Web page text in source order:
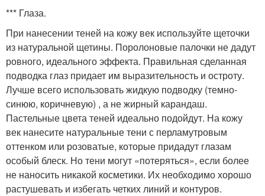
*** Глаза.
При нанесении теней на кожу век используйте щеточки
из натуральной щетины. Поролоновые палочки не дадут
ровного, идеального эффекта. Правильная сделанная
подводка глаз придает им выразительность и остроту.
Лучше всего использовать жидкую подводку (темно-
синюю, коричневую) , а не жирный карандаш.
Пастельные цвета теней идеально подойдут. На кожу
век нанесите натуральные тени с перламутровым
оттенком или розоватые, которые придадут глазам
особый блеск. Но тени могут «потеряться», если более
не наносить никакой косметики. Их необходимо хорошо
растушевать и избегать четких линий и контуров.